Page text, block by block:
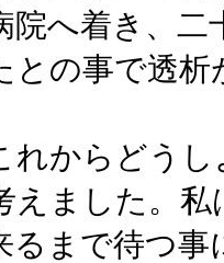
院へ着き、二
との事で透
からどうし
えました。
るまで待つ